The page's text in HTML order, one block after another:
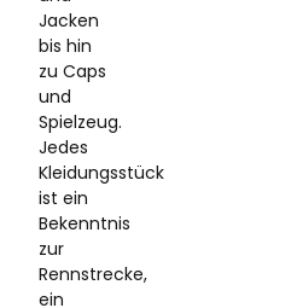
Jacken
bis hin
zu Caps
und
Spielzeug.
Jedes
Kleidungsstück
ist ein
Bekenntnis
zur
Rennstrecke,
ein